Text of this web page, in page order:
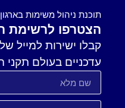
תוכנת ניהול משימות בארגון
הצטרפו לרשימת
קבלו ישירות למייל
עדכניים בעולם תקני